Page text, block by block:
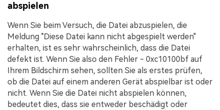
abspielen
Wenn Sie beim Versuch, die Datei abzuspielen, die
Meldung "Diese Datei kann nicht abgespielt werden"
erhalten, ist es sehr wahrscheinlich, dass die Datei
defekt ist. Wenn Sie also den Fehler - 0xc10100bf auf
Ihrem Bildschirm sehen, sollten Sie als erstes prüfen,
ob die Datei auf einem anderen Gerät abspielbar ist oder
nicht. Wenn Sie die Datei nicht abspielen können,
bedeutet dies, dass sie entweder beschädigt oder